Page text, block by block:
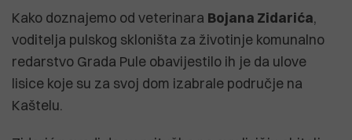
Kako doznajemo od veterinara Bojana Zidarića,
voditelja pulskog skloništa za životinje komunalno
redarstvo Grada Pule obavijestilo ih je da ulove
lisice koje su za svoj dom izabrale područje na
Kaštelu.